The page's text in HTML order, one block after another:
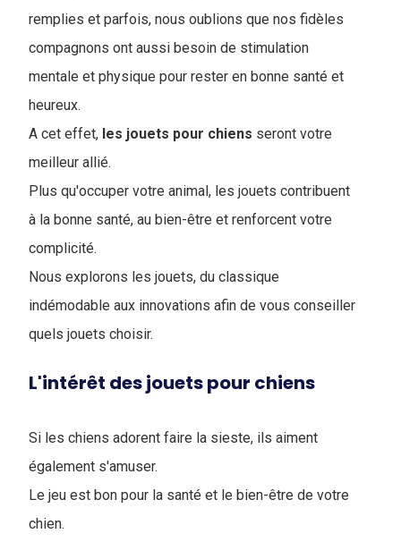
remplies et parfois, nous oublions que nos fidèles
compagnons ont aussi besoin de stimulation
mentale et physique pour rester en bonne santé et
heureux.
A cet effet, les jouets pour chiens seront votre
meilleur allié.
Plus qu'occuper votre animal, les jouets contribuent
à la bonne santé, au bien-être et renforcent votre
complicité.
Nous explorons les jouets, du classique
indémodable aux innovations afin de vous conseiller
quels jouets choisir.
L'intérêt des jouets pour chiens
Si les chiens adorent faire la sieste, ils aiment
également s'amuser.
Le jeu est bon pour la santé et le bien-être de votre
chien.